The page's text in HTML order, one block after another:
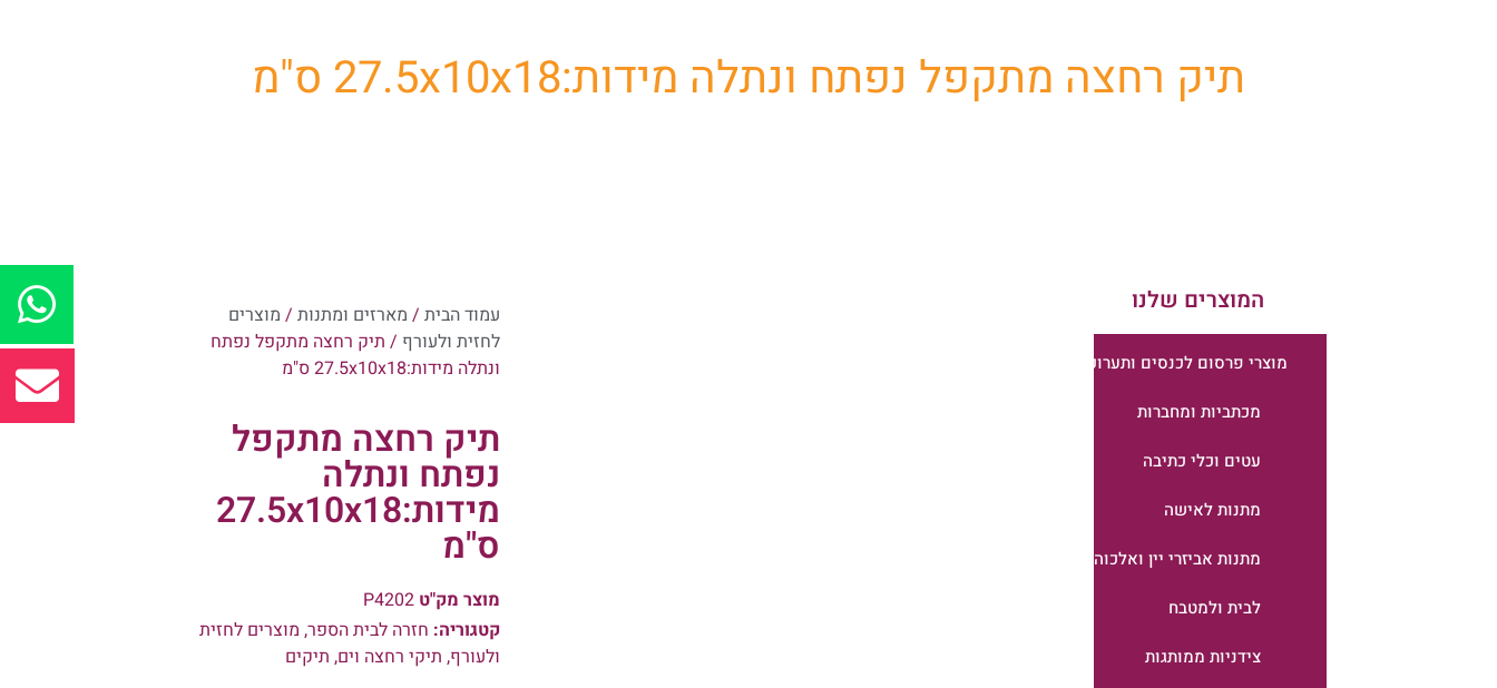
תיק רחצה מתקפל נפתח ונתלה מידות:27.5x10x18 ס"מ
המוצרים שלנו
מוצרי פרסום לכנסים ותערוכות
מכתביות ומחברות
עטים וכלי כתיבה
מתנות לאישה
מתנות אביזרי יין ואלכוהול
לבית ולמטבח
צידניות ממותגות
עמוד הבית / מארזים ומתנות / מוצרים
לחזית ולעורף / תיק רחצה מתקפל נפתח
ונתלה מידות:27.5x10x18 ס"מ
תיק רחצה מתקפל
נפתח ונתלה
מידות:27.5x10x18
ס"מ
מוצר מק"טP4202
קטגוריה: חזרה לבית הספר, מוצרים לחזית
ולעורף, תיקי רחצה וים, תיקים